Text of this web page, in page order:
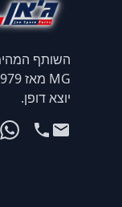
השותף
יוצא דופן.